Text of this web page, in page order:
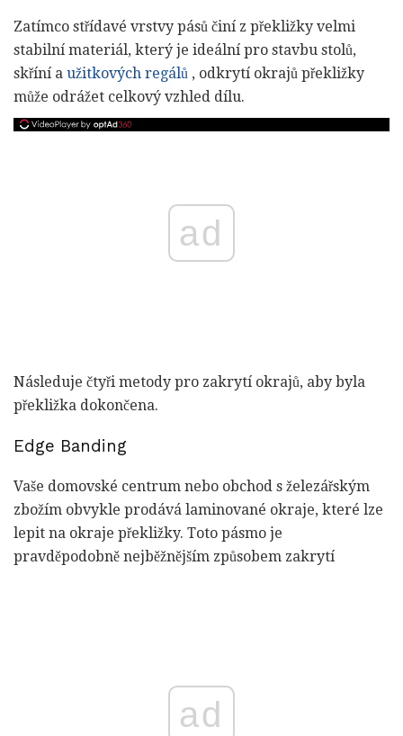
Zatímco střídavé vrstvy pásů činí z překližky velmi
stabilní materiál, který je ideální pro stavbu stolů,
skříní a užitkových regálů , odkrytí okrajů překližky
může odrážet celkový vzhled dílu.
ad
Následuje čtyři metody pro zakrytí okrajů, aby byla
překližka dokončena.
Edge Banding
Vaše domovské centrum nebo obchod s železářským
zbožím obvykle prodává laminované okraje, které lze
lepit na okraje překližky. Toto pásmo je
pravděpodobně nejběžnějším způsobem zakrytí
ad